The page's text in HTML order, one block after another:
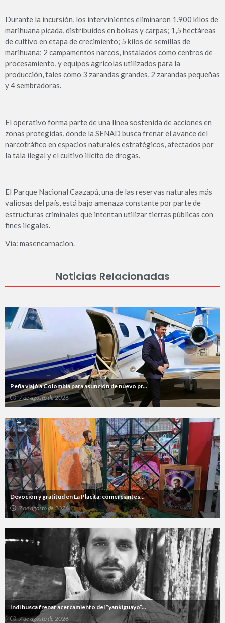
Durante la incursión, los intervinientes eliminaron 1.900 kilos de
marihuana picada, distribuidos en bolsas y carpas; 1,5 hectáreas
de cultivo en etapa de crecimiento; 5 kilos de semillas de
marihuana; 2 campamentos narcos, instalados como centros de
procesamiento, y equipos agrícolas utilizados para la
producción, tales como 3 zarandas grandes, 2 zarandas pequeñas
y 4 sembradoras.
El operativo forma parte de una línea sostenida de acciones en
zonas protegidas, donde la SENAD busca frenar el avance del
narcotráfico en espacios naturales estratégicos, afectados por
la tala ilegal y el cultivo ilícito de drogas.
El Parque Nacional Caazapá, una de las reservas naturales más
valiosas del país, está bajo amenaza constante por parte de
estructuras criminales que intentan utilizar tierras públicas con
fines ilegales.
Via: masencarnacion.
Noticias Relacionadas
Peña viajó a Colombia para asunción de nuevo pr...
7 de agosto de 2026
Devoción y gratitud en La Placita: comerciantes...
7 de agosto de 2026
Indi busca frenar acercamiento del “yankiguayo”...
7 de agosto de 2026